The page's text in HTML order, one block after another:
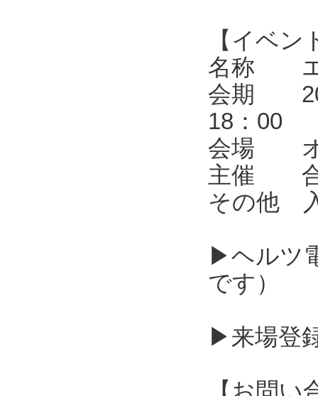
【イベン
名称 エ
会期
18：00
会場 オ
主催 合
その他
▶ヘルツ
です）
▶来場登
【お問い